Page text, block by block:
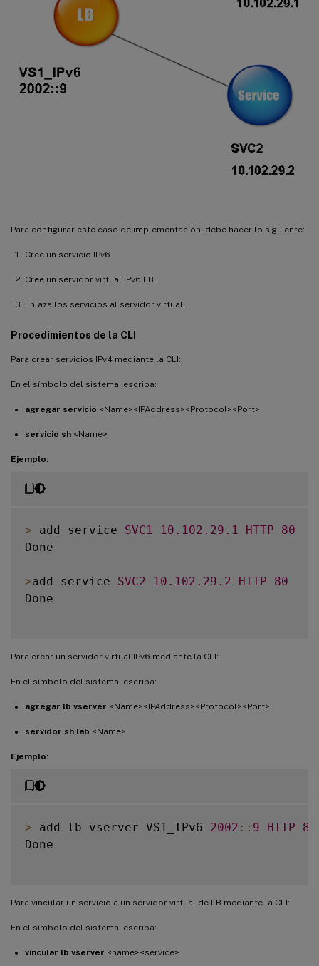
Para configurar este caso de implementación, debe hacer lo siguiente:
Cree un servicio IPv6.
Cree un servidor virtual IPv6 LB.
Enlaza los servicios al servidor virtual.
Procedimientos de la CLI
Para crear servicios IPv4 mediante la CLI:
En el símbolo del sistema, escriba:
agregar servicio <Name><IPAddress><Protocol><Port>
servicio sh <Name>
Ejemplo:
> add service SVC1 10.102 .29 .1 HTTP
80
Done
>add service SVC2 10.102 .29 .2 HTTP
80
Done
Para crear un servidor virtual IPv6 mediante la CLI:
En el símbolo del sistema, escriba:
agregar lb vserver <Name><IPAddress><Protocol><Port>
servidor sh lab <Name>
Ejemplo:
> add lb vserver VS1_IPv6 2002 : : 9 HTTP
80
Done
Para vincular un servicio a un servidor virtual de LB mediante la CLI:
En el símbolo del sistema, escriba:
vincular lb vserver <name><service>